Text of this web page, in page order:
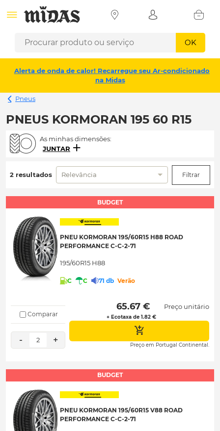
OK
Alerta de onda de calor! Recarregue seu Ar-condicionado
na Midas
Pneus
PNEUS KORMORAN 195 60 R15
As minhas dimensões:
JUNTAR
2 resultados Relevância Filtrar
BUDGET
PNEU KORMORAN 195/60R15 H88 ROAD
PERFORMANCE C-C-2-71
195/60R15 H88
C C 71 db Verão
Comparar
- 2 +
65.67 €
+ Ecotaxa de 1.82 €
Preço unitário
Preço em Portugal Continental.
BUDGET
PNEU KORMORAN 195/60R15 V88 ROAD
PERFORMANCE C-C-2-71